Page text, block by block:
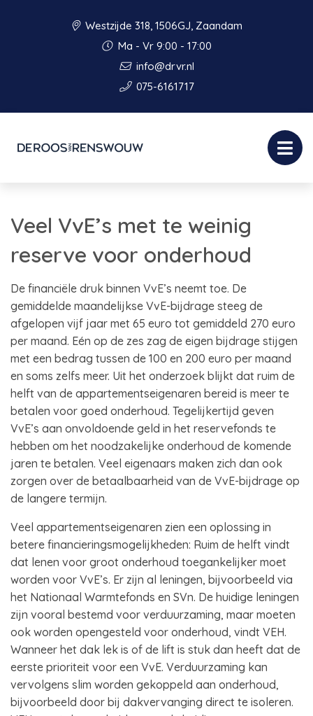
Westzijde 318, 1506GJ, Zaandam
Ma - Vr 9:00 - 17:00
info@drvr.nl
075-6161717
Veel VvE’s met te weinig
reserve voor onderhoud
De financiële druk binnen VvE’s neemt toe. De
gemiddelde maandelijkse VvE-bijdrage steeg de
afgelopen vijf jaar met 65 euro tot gemiddeld 270 euro
per maand. Eén op de zes zag de eigen bijdrage stijgen
met een bedrag tussen de 100 en 200 euro per maand
en soms zelfs meer. Uit het onderzoek blijkt dat ruim de
helft van de appartementseigenaren bereid is meer te
betalen voor goed onderhoud. Tegelijkertijd geven
VvE’s aan onvoldoende geld in het reservefonds te
hebben om het noodzakelijke onderhoud de komende
jaren te betalen. Veel eigenaars maken zich dan ook
zorgen over de betaalbaarheid van de VvE-bijdrage op
de langere termijn.
Veel appartementseigenaren zien een oplossing in
betere financieringsmogelijkheden: Ruim de helft vindt
dat lenen voor groot onderhoud toegankelijker moet
worden voor VvE’s. Er zijn al leningen, bijvoorbeeld via
het Nationaal Warmtefonds en SVn. De huidige leningen
zijn vooral bestemd voor verduurzaming, maar moeten
ook worden opengesteld voor onderhoud, vindt VEH.
Wanneer het dak lek is of de lift is stuk dan heeft dat de
eerste prioriteit voor een VvE. Verduurzaming kan
vervolgens slim worden gekoppeld aan onderhoud,
bijvoorbeeld door bij dakvervanging direct te isoleren.